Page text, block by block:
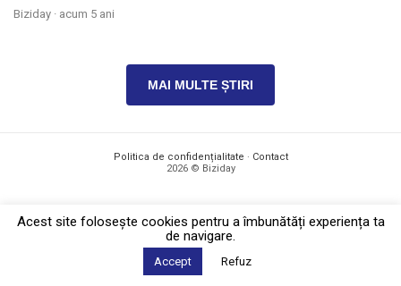
Biziday · acum 5 ani
MAI MULTE ȘTIRI
Politica de confidențialitate · Contact
2026 © Biziday
Acest site foloseşte cookies pentru a îmbunătăți experiența ta
de navigare.
Accept Refuz